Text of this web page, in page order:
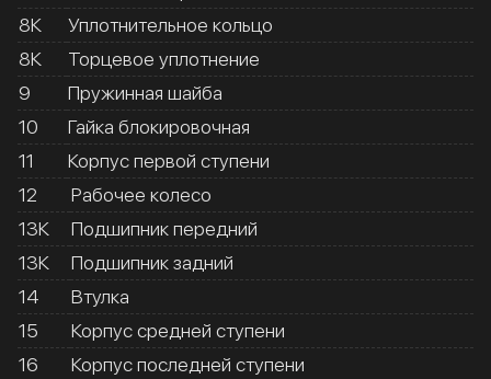
8К
Уплотнительное кольцо
8К
Торцевое уплотнение
9
Пружинная шайба
10
Гайка блокировочная
11
Корпус первой ступени
12
Рабочее колесо
13К
Подшипник передний
13К
Подшипник задний
14
Втулка
15
Корпус средней ступени
16
Корпус последней ступени